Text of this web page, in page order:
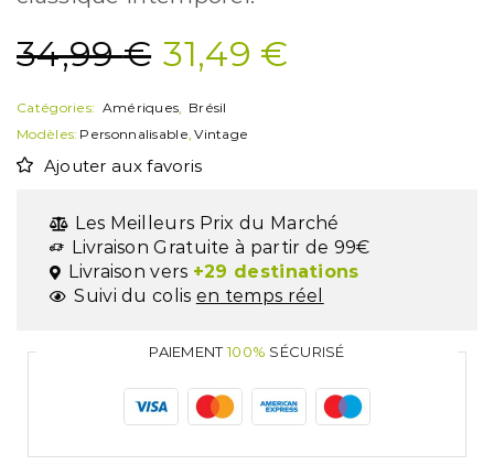
34,99€ 31,49 €
Catégories: Amériques, Brésil
Modèles: Personnalisable, Vintage
Ajouter aux favoris
Les Meilleurs Prix du Marché
Livraison Gratuite à partir de 99€
Livraison vers +29 destinations
Suivi du colis en temps réel
PAIEMENT100% SÉCURISÉ